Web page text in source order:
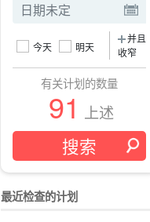
今天 明天
并且
收窄
有关计划的数量
91 上述
最近检查的计划